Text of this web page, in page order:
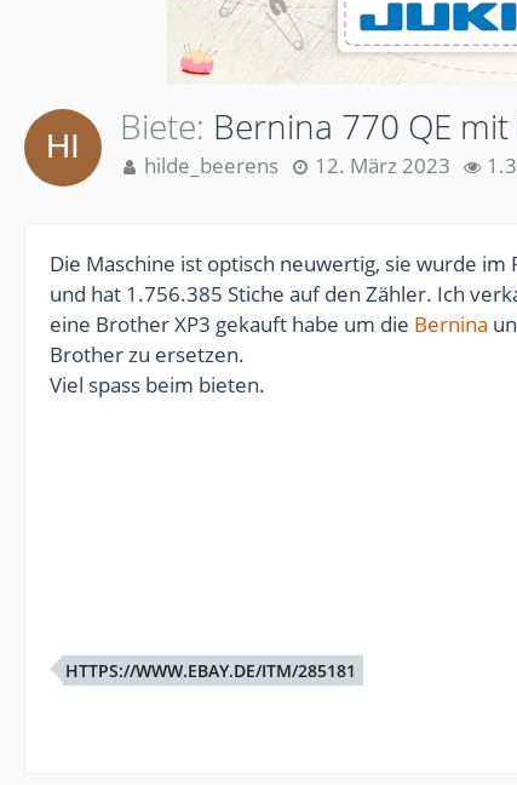
Biete Bernina 770 QE
hilde_beerens 12. März 2023
Die Maschine ist optisch neuwertig, sie wurde im
und hat 1.756.385 Stiche auf den Zähler. Ich
eine Brother XP3 gekauft habe um die Bernina
Brother zu ersetzen.
Viel spass beim bieten.
HTTPS://WWW.EBAY.DE/ITM/285181